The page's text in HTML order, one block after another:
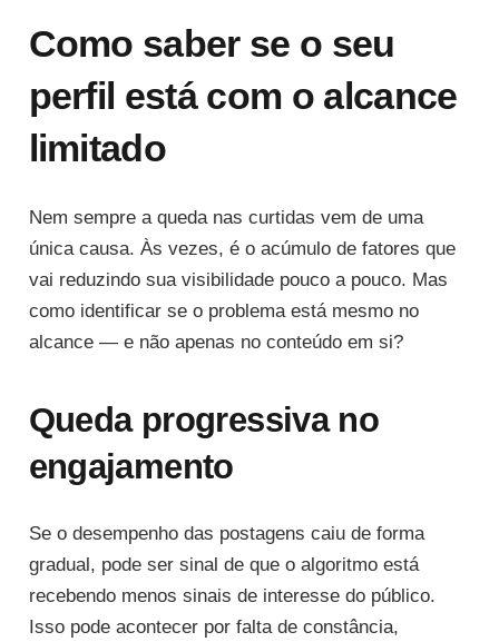
Como saber se o seu
perfil está com o alcance
limitado
Nem sempre a queda nas curtidas vem de uma
única causa. Às vezes, é o acúmulo de fatores que
vai reduzindo sua visibilidade pouco a pouco. Mas
como identificar se o problema está mesmo no
alcance — e não apenas no conteúdo em si?
Queda progressiva no
engajamento
Se o desempenho das postagens caiu de forma
gradual, pode ser sinal de que o algoritmo está
recebendo menos sinais de interesse do público.
Isso pode acontecer por falta de constância,